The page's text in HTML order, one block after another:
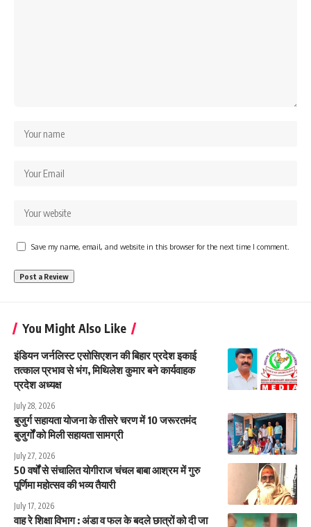
Save my name, email, and website in this browser for the next time I comment.
You Might Also Like
इंडियन जर्नलिस्ट एसोसिएशन की बिहार प्रदेश इकाई
तत्काल प्रभाव से भंग, मिथिलेश कुमार बने कार्यवाहक
प्रदेश अध्यक्ष
July 28, 2026
बुजुर्ग सहायता योजना के तीसरे चरण में 10 जरूरतमंद
बुजुर्गों को मिली सहायता सामग्री
July 27, 2026
50 वर्षों से संचालित योगीराज चंचल बाबा आश्रम में गुरु
पूर्णिमा महोत्सव की भव्य तैयारी
July 17, 2026
वाह रे शिक्षा विभाग : अंडा व फल के बदले छात्रों को दी जा